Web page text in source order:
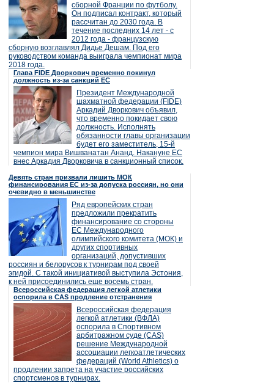
сборной Франции по футболу.
Он подписал контракт, который
рассчитан до 2030 года. В
течение последних 14 лет - с
2012 года - французскую
сборную возглавлял Дидье Дешам. Под его
руководством команда выиграла чемпионат мира
2018 года.
Глава FIDE Дворкович временно покинул
должность из-за санкций ЕС
Президент Международной
шахматной федерации (FIDE)
Аркадий Дворкович объявил,
что временно покидает свою
должность. Исполнять
обязанности главы организации
будет его заместитель, 15-й
чемпион мира Вишванатан Ананд. Накануне ЕС
внес Аркадия Дворковича в санкционный список.
Девять стран призвали лишить МОК
финансирования ЕС из-за допуска россиян, но они
очевидно в меньшинстве
Ряд европейских стран
предложили прекратить
финансирование со стороны
ЕС Международного
олимпийского комитета (МОК) и
других спортивных
организаций, допустивших
россиян и белорусов к турнирам под своей
эгидой. С такой инициативой выступила Эстония,
к ней присоединились еще восемь стран.
Всероссийская федерация легкой атлетики
оспорила в CAS продление отстранения
Всероссийская федерация
легкой атлетики (ВФЛА)
оспорила в Спортивном
арбитражном суде (CAS)
решение Международной
ассоциации легкоатлетических
федераций (World Athletics) о
продлении запрета на участие российских
спортсменов в турнирах.